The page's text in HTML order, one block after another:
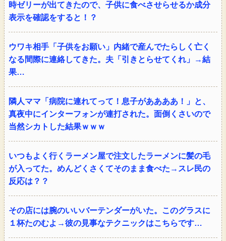
時ゼリーが出てきたので、子供に食べさせらせるか成分
表示を確認をすると！？
ウワキ相手「子供をお願い」内緒で産んでたらしく亡く
なる間際に連絡してきた。夫「引きとらせてくれ」→結
果…
隣人ママ「病院に連れてって！息子がああああ！」と、
真夜中にインターフォンが連打された。面倒くさいので
当然シカトした結果ｗｗｗ
いつもよく行くラーメン屋で注文したラーメンに髪の毛
が入ってた。めんどくさくてそのまま食べた→スレ民の
反応は？？
その店には腕のいいバーテンダーがいた。このグラスに
１杯たのむよ→彼の見事なテクニックはこちらです…